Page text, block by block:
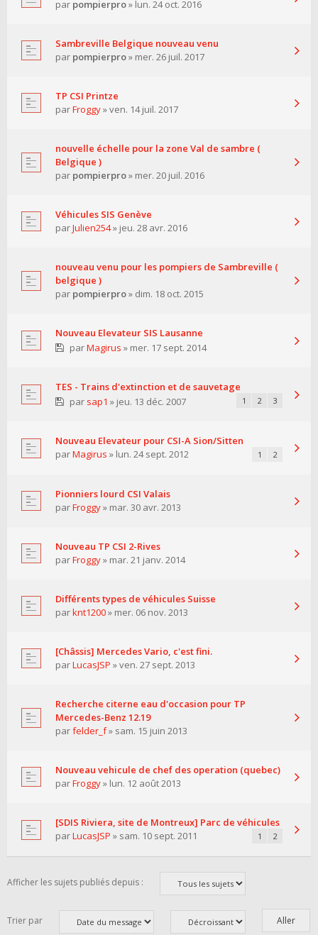
par pompierpro» lun. 24 oct. 2016
Sambreville Belgique nouveau venu
par pompierpro» mer. 26 juil. 2017
TP CSI Printze
parFroggy» ven. 14 juil. 2017
nouvelle échelle pour la zone Val de sambre (
Belgique )
par pompierpro» mer. 20 juil. 2016
Véhicules SIS Genève
parJulien254» jeu. 28 avr. 2016
nouveau venu pour les pompiers de Sambreville (
belgique )
par pompierpro» dim. 18 oct. 2015
Nouveau Elevateur SIS Lausanne
parMagirus » mer. 17 sept. 2014
TES - Trains d'extinction et de sauvetage
par sap1 » jeu. 13 déc. 2007 1 2 3
Nouveau Elevateur pour CSI-A Sion/Sitten
parMagirus » lun. 24 sept. 2012 1 2
Pionniers lourd CSI Valais
parFroggy» mar. 30 avr. 2013
Nouveau TP CSI 2-Rives
parFroggy» mar. 21 janv. 2014
Différents types de véhicules Suisse
parknt1200» mer. 06 nov. 2013
[Châssis] Mercedes Vario, c'est fini.
parLucasJSP » ven. 27 sept. 2013
Recherche citerne eau d'occasion pour TP
Mercedes-Benz 12.19
parfelder_f» sam. 15 juin 2013
Nouveau vehicule de chef des operation (quebec)
parFroggy» lun. 12 août 2013
[SDIS Riviera, site de Montreux] Parc de véhicules
parLucasJSP » sam. 10 sept. 2011 1 2
Afficher les sujets publiés depuis :
Trier par